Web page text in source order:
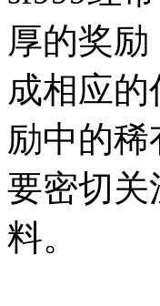
厚的奖
成相应
励中的
要密切关
料。